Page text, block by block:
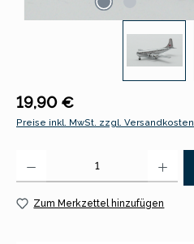
Regulärer Preis:
19,90 €
Preise inkl. MwSt. zzgl. Versandkosten
Zum Merkzettel hinzufügen